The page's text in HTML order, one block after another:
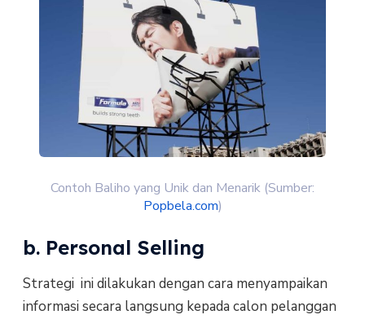
Contoh Baliho yang Unik dan Menarik (Sumber:
Popbela.com)
b. Personal Selling
Strategi ini dilakukan dengan cara menyampaikan
informasi secara langsung kepada calon pelanggan